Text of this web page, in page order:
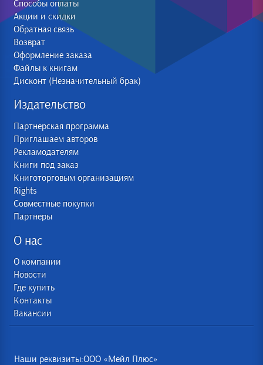
Способы оплаты
Акции и скидки
Обратная связь
Возврат
Оформление заказа
Файлы к книгам
Дисконт (Незначительный брак)
Издательство
Партнерская программа
Приглашаем авторов
Рекламодателям
Книги под заказ
Книготорговым организациям
Rights
Совместные покупки
Партнеры
О нас
О компании
Новости
Где купить
Контакты
Вакансии
Наши реквизиты:ООО «Мейл Плюс»